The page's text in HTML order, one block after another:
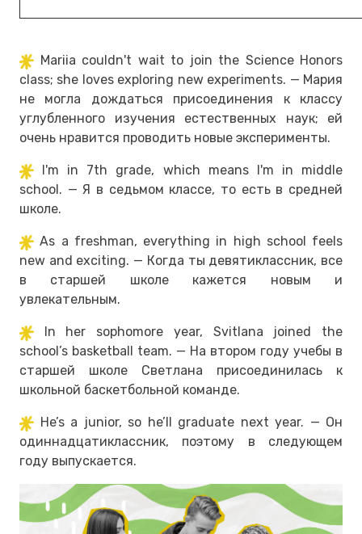
Mariia couldn't wait to join the Science Honors
class; she loves exploring new experiments. — Мария
не могла дождаться присоединения к классу
углубленного изучения естественных наук; ей
очень нравится проводить новые эксперименты.
I'm in 7th grade, which means I'm in middle
school. — Я в седьмом классе, то есть в средней
школе.
As a freshman, everything in high school feels
new and exciting. — Когда ты девятиклассник, все
в старшей школе кажется новым и
увлекательным.
In her sophomore year, Svitlana joined the
school’s basketball team. — На втором году учебы в
старшей школе Светлана присоединилась к
школьной баскетбольной команде.
He’s a junior, so he’ll graduate next year. — Он
одиннадцатиклассник, поэтому в следующем
году выпускается.